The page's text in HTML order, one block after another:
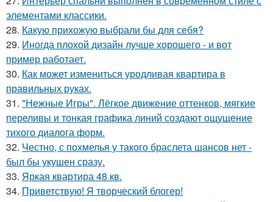
элементами классики.
28. Какую прихожую выбрали бы для себя?
29. Иногда плохой дизайн лучше хорошего - и вот
пример работает.
30. Как может измениться уродливая квартира в
правильных руках.
31. "Нежные Игры". Лёгкое движение оттенков, мягкие
переливы и тонкая графика линий создают ощущение
тихого диалога форм.
32. Честно, с похмелья у такого браслета шансов нет -
был бы укушен сразу.
33. Яркая квартира 48 кв.
34. Приветствую! Я творческий блогер!